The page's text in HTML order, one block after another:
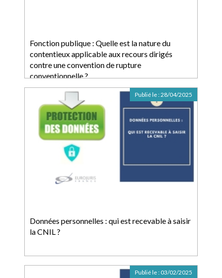
Fonction publique : Quelle est la nature du
contentieux applicable aux recours dirigés
contre une convention de rupture
conventionnelle ?
Données personnelles : qui est recevable à saisir
la CNIL ?
Publié le :28/04/2025
Publié le : 03/02/2025